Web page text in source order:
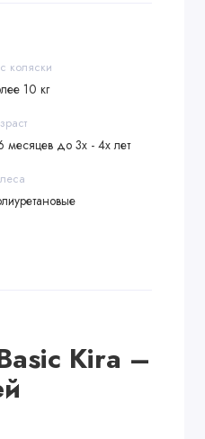
коляски
10 кг
месяцев до 3х - 4х лет
Kira –